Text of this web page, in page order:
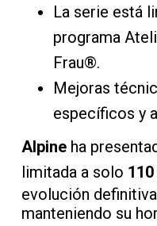
La serie está
programa
Frau®.
Mejoras
específicos y
Alpine ha
limitada a solo
evolución
manteniendo su